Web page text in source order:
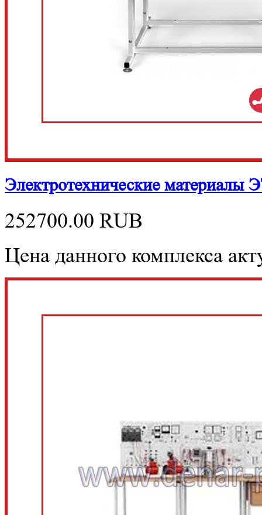
Электротехнические
252700.00 RUB
Цена данного комплекса